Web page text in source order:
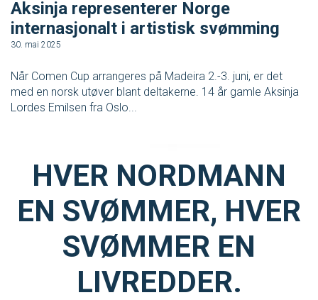
Aksinja representerer Norge
internasjonalt i artistisk svømming
30. mai 2025
Når Comen Cup arrangeres på Madeira 2.-3. juni, er det
med en norsk utøver blant deltakerne. 14 år gamle Aksinja
Lordes Emilsen fra Oslo...
HVER NORDMANN
EN SVØMMER, HVER
SVØMMER EN
LIVREDDER.